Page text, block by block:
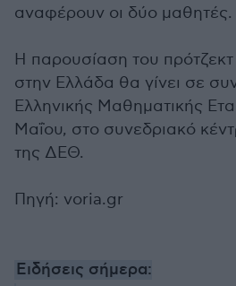
αναφέρουν οι δύο μαθητές.
Η παρουσίαση του
στην Ελλάδα θα γίνει σε
Ελληνικής Μαθηματικής
Μαΐου, στο συνεδριακό
της ΔΕΘ.
Πηγή: voria.gr
Ειδήσεις σήμερα: